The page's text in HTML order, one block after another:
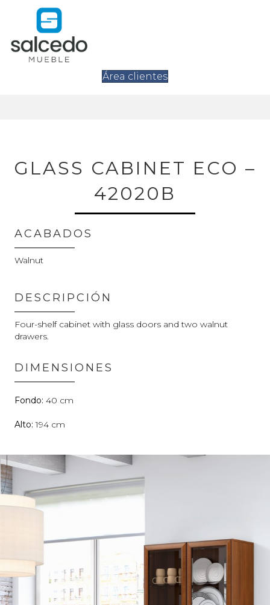
Área clientes
GLASS CABINET ECO –
42020B
ACABADOS
Walnut
DESCRIPCIÓN
Four-shelf cabinet with glass doors and two walnut
drawers.
DIMENSIONES
40
194